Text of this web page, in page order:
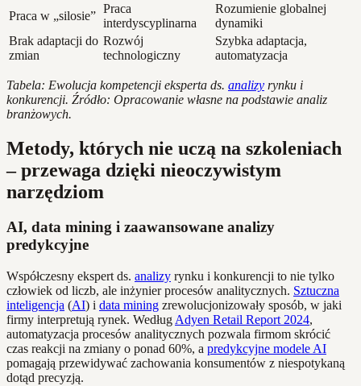
Praca w „silosie”
Praca
interdyscyplinarna
Rozumienie globalnej
dynamiki
Brak adaptacji do
zmian
Rozwój
technologiczny
Szybka adaptacja,
automatyzacja
Tabela: Ewolucja kompetencji eksperta ds. analizy rynku i
konkurencji. Źródło: Opracowanie własne na podstawie analiz
branżowych.
Metody, których nie uczą na szkoleniach
– przewaga dzięki nieoczywistym
narzędziom
AI, data mining i zaawansowane analizy
predykcyjne
Współczesny ekspert ds. analizy rynku i konkurencji to nie tylko
człowiek od liczb, ale inżynier procesów analitycznych. Sztuczna
inteligencja (AI) i data mining zrewolucjonizowały sposób, w jaki
firmy interpretują rynek. Według Adyen Retail Report 2024,
automatyzacja procesów analitycznych pozwala firmom skrócić
czas reakcji na zmiany o ponad 60%, a predykcyjne modele AI
pomagają przewidywać zachowania konsumentów z niespotykaną
dotąd precyzją.